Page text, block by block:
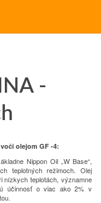
-
olejom GF -4:
Nippon Oil „W Base“,
teplotných režimoch. Olej
nízkych teplotách, významne
účinnosť o viac ako 2% v